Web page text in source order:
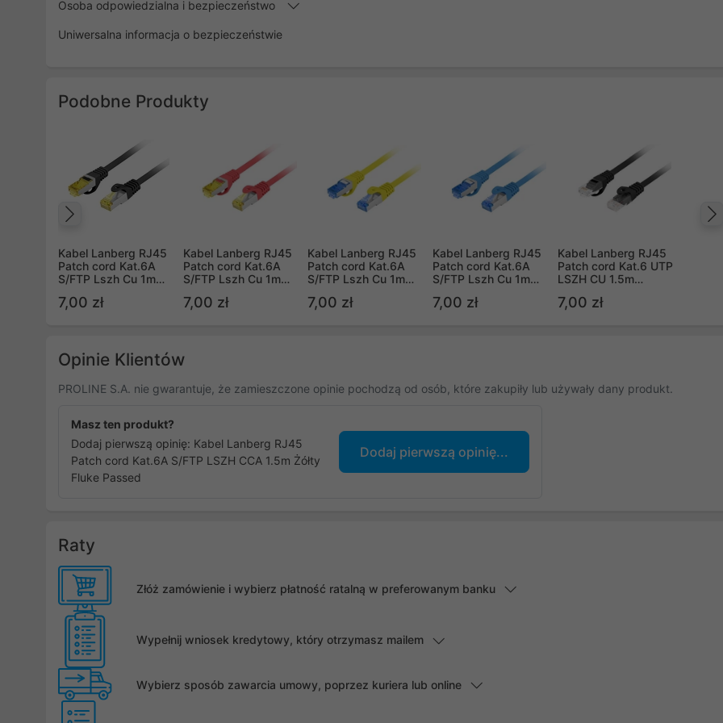
Osoba odpowiedzialna i bezpieczeństwo
Uniwersalna informacja o bezpieczeństwie
Podobne Produkty
Kabel Lanberg RJ45
Patch cord Kat.6A
S/FTP Lszh Cu 1m
7,00 zł
Kabel Lanberg RJ45
Patch cord Kat.6A
S/FTP Lszh Cu 1m
Passed
7,00 zł
Kabel Lanberg RJ45
Patch cord Kat.6A
S/FTP Lszh Cu 1m
7,00 zł
Kabel Lanberg RJ45
Patch cord Kat.6A
S/FTP Lszh Cu 1m
Passed
7,00 zł
Kabel Lanberg RJ45
Patch cord Kat.6 UTP
LSZH CU 1.5m
(PCU6-10CU-0150-
7,00 zł
Opinie Klientów
PROLINE S.A. nie gwarantuje, że zamieszczone opinie pochodzą od osób, które zakupiły lub używały dany produkt.
Masz ten produkt?
Dodaj pierwszą opinię: Kabel Lanberg RJ45
Patch cord Kat.6A S/FTP LSZH CCA 1.5m Żółty
Fluke Passed
Dodaj pierwszą opinię...
Raty
Złóż zamówienie i wybierz płatność ratalną w preferowanym banku
Wypełnij wniosek kredytowy, który otrzymasz mailem
Wybierz sposób zawarcia umowy, poprzez kuriera lub online